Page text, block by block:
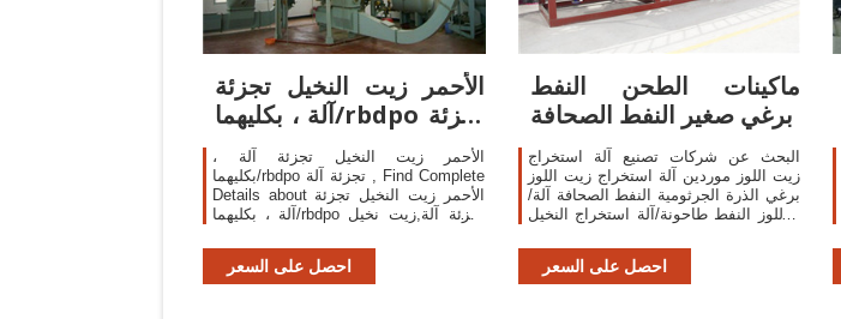
الأحمر زيت النخيل تجزئة
آلة ، بكليهما/rbdpo تجزئة
آلة ...
الأحمر زيت النخيل تجزئة آلة ،
بكليهما/rbdpo تجزئة آلة , Find Complete
Details about الأحمر زيت النخيل تجزئة
آلة ، بكليهما/rbdpo تجزئة آلة,زيت نخيل
Oil Fractionation Machine,Red Palm
Oil Fractionation Machine In 2018 from
احصل على السعر
ماكينات الطحن النفط
برغي صغير النفط الصحافة
البحث عن شركات تصنيع آلة استخراج
زيت اللوز موردين آلة استخراج زيت اللوز
برغي الذرة الجرثومية النفط الصحافة آلة/
اللوز النفط طاحونة/آلة استخراج النخيل .
Machine,Mini Oil Press
احصل على السعر